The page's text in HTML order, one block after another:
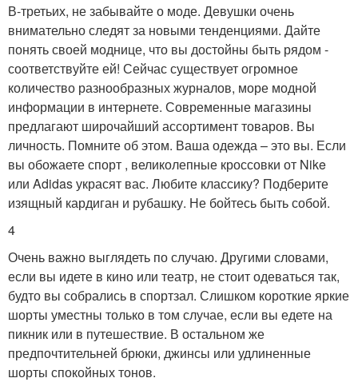
В-третьих, не забывайте о моде. Девушки очень
внимательно следят за новыми тенденциями. Дайте
понять своей моднице, что вы достойны быть рядом -
соответствуйте ей! Сейчас существует огромное
количество разнообразных журналов, море модной
информации в интернете. Современные магазины
предлагают широчайший ассортимент товаров. Вы
личность. Помните об этом. Ваша одежда – это вы. Если
вы обожаете спорт , великолепные кроссовки от Nike
или Adidas украсят вас. Любите классику? Подберите
изящный кардиган и рубашку. Не бойтесь быть собой.
4
Очень важно выглядеть по случаю. Другими словами,
если вы идете в кино или театр, не стоит одеваться так,
будто вы собрались в спортзал. Слишком короткие яркие
шорты уместны только в том случае, если вы едете на
пикник или в путешествие. В остальном же
предпочтительней брюки, джинсы или удлиненные
шорты спокойных тонов.